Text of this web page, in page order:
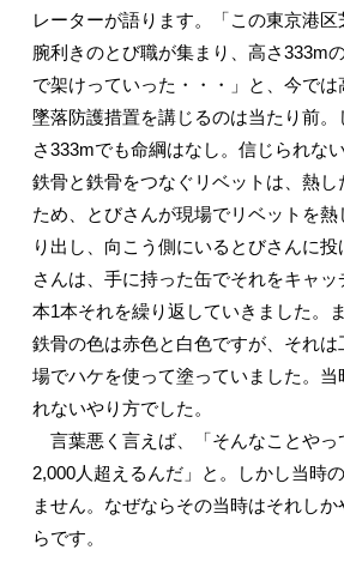
レーターが語ります。「この東京港
腕利きのとび職が集まり、高さ333m
で架けっていった・・・」と、今で
墜落防護措置を講じるのは当たり前
さ333mでも命綱はなし。信じられな
鉄骨と鉄骨をつなぐリベットは、熱
ため、とびさんが現場でリベットを熱
り出し、向こう側にいるとびさんに
さんは、手に持った缶でそれをキャ
本1本それを繰り返していきました。
鉄骨の色は赤色と白色ですが、それ
場でハケを使って塗っていました。当
れないやり方でした。
言葉悪く言えば、「そんなことや
2,000人超えるんだ」と。しかし当時
ません。なぜならその当時はそれし
らです。